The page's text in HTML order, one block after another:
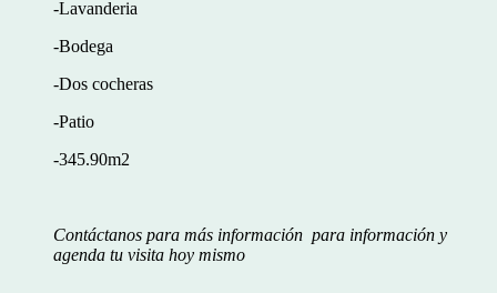
-Lavanderia
-Bodega
-Dos cocheras
-Patio
-345.90m2
Contáctanos para más información para información y
agenda tu visita hoy mismo